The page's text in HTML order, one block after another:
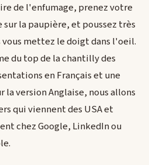
de l'enfumage, prenez votre
la paupière, et poussez très
vous mettez le doigt dans l'oeil.
du top de la chantilly des
en Français et une
la version Anglaise, nous allons
qui viennent des USA et
chez Google, LinkedIn ou